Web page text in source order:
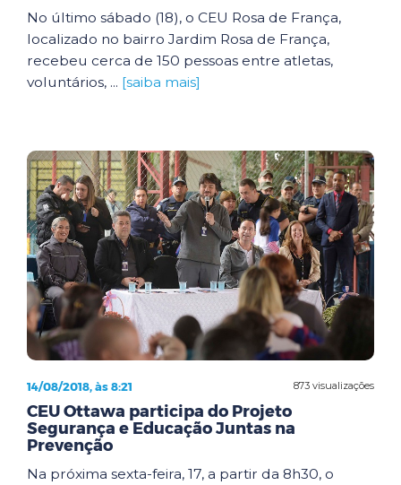
No último sábado (18), o CEU Rosa de França,
localizado no bairro Jardim Rosa de França,
recebeu cerca de 150 pessoas entre atletas,
voluntários, ... [saiba mais]
873 visualizações
14/08/2018, às 8:21
CEU Ottawa participa do Projeto
Segurança e Educação Juntas na
Prevenção
Na próxima sexta-feira, 17, a partir da 8h30, o